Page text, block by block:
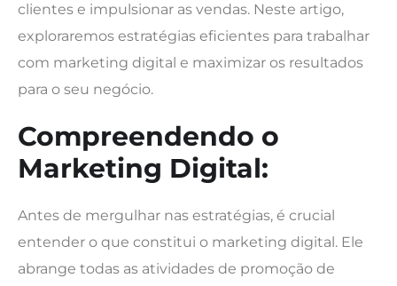
clientes e impulsionar as vendas. Neste artigo,
exploraremos estratégias eficientes para trabalhar
com marketing digital e maximizar os resultados
para o seu negócio.
Compreendendo o
Marketing Digital:
Antes de mergulhar nas estratégias, é crucial
entender o que constitui o marketing digital. Ele
abrange todas as atividades de promoção de